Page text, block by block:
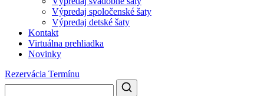
Výpredaj spoločenské šaty
Výpredaj detské šaty
Kontakt
Virtuálna prehliadka
Novinky
Rezervácia Termínu